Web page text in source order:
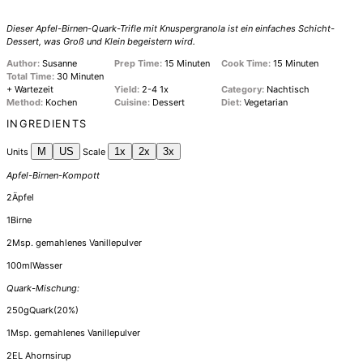
Dieser Apfel-Birnen-Quark-Trifle mit Knuspergranola ist ein einfaches Schicht-
Dessert, was Groß und Klein begeistern wird.
Author: Susanne Prep Time: 15 Minuten Cook Time: 15 Minuten
Total Time: 30 Minuten
+ Wartezeit
Yield: 2-4 1x Category: Nachtisch
Method: Kochen Cuisine: Dessert Diet: Vegetarian
INGREDIENTS
Units M US Scale 1x 2x 3x
Apfel-Birnen-Kompott
2Äpfel
1Birne
2Msp. gemahlenes Vanillepulver
100mlWasser
Quark-Mischung:
250gQuark(20%)
1Msp. gemahlenes Vanillepulver
2EL Ahornsirup